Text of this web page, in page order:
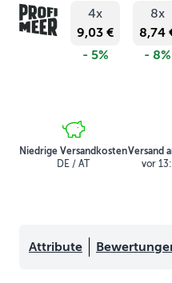
4x
9,03 €
- 5%
8x
8,74
- 8%
Niedrige Versandkosten
DE / AT
Versand
vor
Attribute